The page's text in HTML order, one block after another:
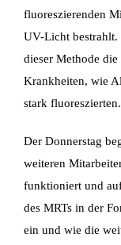
fluoreszierenden
UV-Licht bestrahlt.
dieser Methode
Krankheiten, wie
stark fluoreszierten.
Der Donnerstag
weiteren
funktioniert und
des MRTs in der
ein und wie die